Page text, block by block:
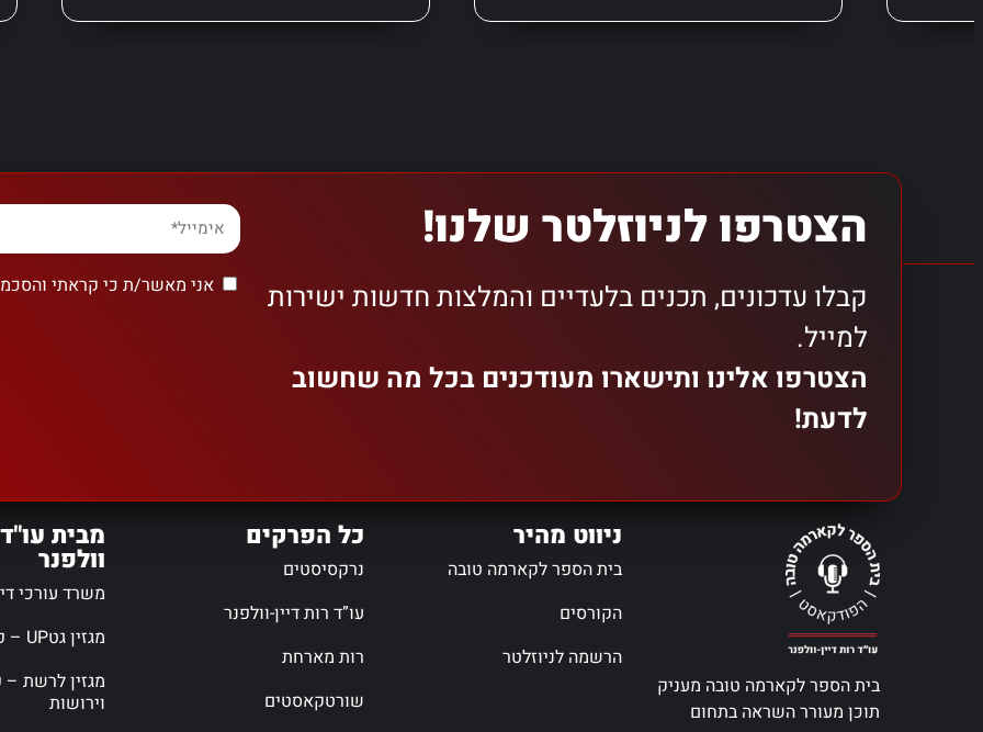
הצטרפו לניוזלטר שלנו!
קבלו עדכונים, תכנים בלעדיים והמלצות חדשות ישירות
למייל.
הצטרפו אלינו ותישארו מעודכנים בכל מה שחשוב
לדעת!
אני מאשר/ת כי קראתי
בית הספר לקארמה טובה מעניק
תוכן מעורר השראה בתחום
ניווט מהיר
בית הספר לקארמה טובה
הקורסים
הרשמה לניוזלטר
כל הפרקים
נרקסיסטים
עו”ד רות דיין-וולפנר
רות מארחת
שורטקאסטים
מבית
וולפנר
משרד עורכי
מגזין גטUP – פורטל גירושין
מגזין לרשת –
וירושות